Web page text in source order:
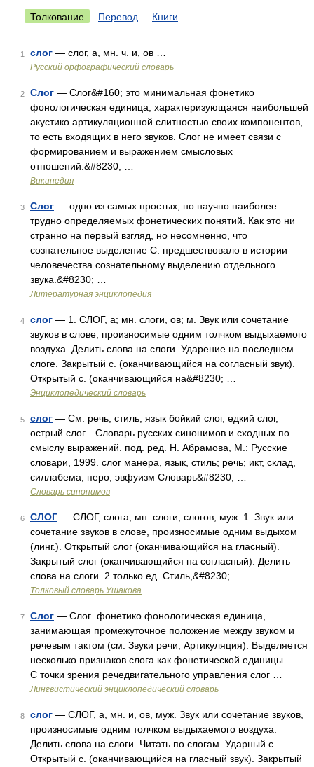
Толкование Перевод Книги
1 слог — слог, а, мн. ч. и, ов …
Русский орфографический словарь
2 Слог — Слог&#160; это минимальная фонетико
фонологическая единица, характеризующаяся наибольшей
акустико артикуляционной слитностью своих компонентов,
то есть входящих в него звуков. Слог не имеет связи с
формированием и выражением смысловых
отношений.&#8230; …
Википедия
3 Слог — одно из самых простых, но научно наиболее
трудно определяемых фонетических понятий. Как это ни
странно на первый взгляд, но несомненно, что
сознательное выделение С. предшествовало в истории
человечества сознательному выделению отдельного
звука.&#8230; …
Литературная энциклопедия
4 слог — 1. СЛОГ, а; мн. слоги, ов; м. Звук или сочетание
звуков в слове, произносимые одним толчком выдыхаемого
воздуха. Делить слова на слоги. Ударение на последнем
слоге. Закрытый с. (оканчивающийся на согласный звук).
Открытый с. (оканчивающийся на&#8230; …
Энциклопедический словарь
5 слог — См. речь, стиль, язык бойкий слог, едкий слог,
острый слог... Словарь русских синонимов и сходных по
смыслу выражений. под. ред. Н. Абрамова, М.: Русские
словари, 1999. слог манера, язык, стиль; речь; икт, склад,
силлабема, перо, эвфуизм Словарь&#8230; …
Словарь синонимов
6 СЛОГ — СЛОГ, слога, мн. слоги, слогов, муж. 1. Звук или
сочетание звуков в слове, произносимые одним выдыхом
(линг.). Открытый слог (оканчивающийся на гласный).
Закрытый слог (оканчивающийся на согласный). Делить
слова на слоги. 2 только ед. Стиль,&#8230; …
Толковый словарь Ушакова
7 Слог — Слог фонетико фонологическая единица,
занимающая промежуточное положение между звуком и
речевым тактом (см. Звуки речи, Артикуляция). Выделяется
несколько признаков слога как фонетической единицы.
С точки зрения речедвигательного управления слог …
Лингвистический энциклопедический словарь
8 слог — СЛОГ, а, мн. и, ов, муж. Звук или сочетание звуков,
произносимые одним толчком выдыхаемого воздуха.
Делить слова на слоги. Читать по слогам. Ударный с.
Открытый с. (оканчивающийся на гласный звук). Закрытый